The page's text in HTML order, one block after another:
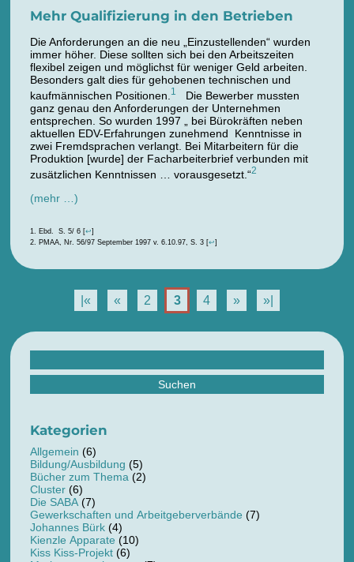
Mehr Qualifizierung in den Betrieben
Die Anforderungen an die neu „Einzustellenden“ wurden
immer höher. Diese sollten sich bei den Arbeitszeiten
flexibel zeigen und möglichst für weniger Geld arbeiten.
Besonders galt dies für gehobenen technischen und
kaufmännischen Positionen. 1
Die Bewerber mussten
ganz genau den Anforderungen der Unternehmen
entsprechen. So wurden 1997 „ bei Bürokräften neben
aktuellen EDV-Erfahrungen zunehmend Kenntnisse in
zwei Fremdsprachen verlangt. Bei Mitarbeitern für die
Produktion [wurde] der Facharbeiterbrief verbunden mit
zusätzlichen Kenntnissen … vorausgesetzt.“2
(mehr …)
Ebd. S. 5/ 6[↩]
PMAA, Nr. 56/97 September 1997 v. 6.10.97, S. 3[↩]
|« « 2 3 4 » »|
nach:
Kategorien
Allgemein (6)
Bildung/Ausbildung (5)
Bücher zum Thema (2)
Cluster(6)
Die SABA(7)
Gewerkschaften und Arbeitgeberverbände (7)
Johannes Bürk(4)
Kienzle Apparate (10)
Kiss Kiss-Projekt(6)